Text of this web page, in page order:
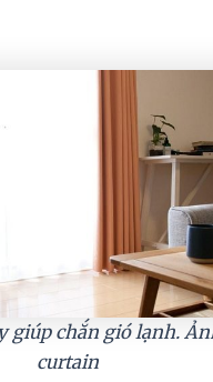
giúp chắn gió lạnh.
curtain